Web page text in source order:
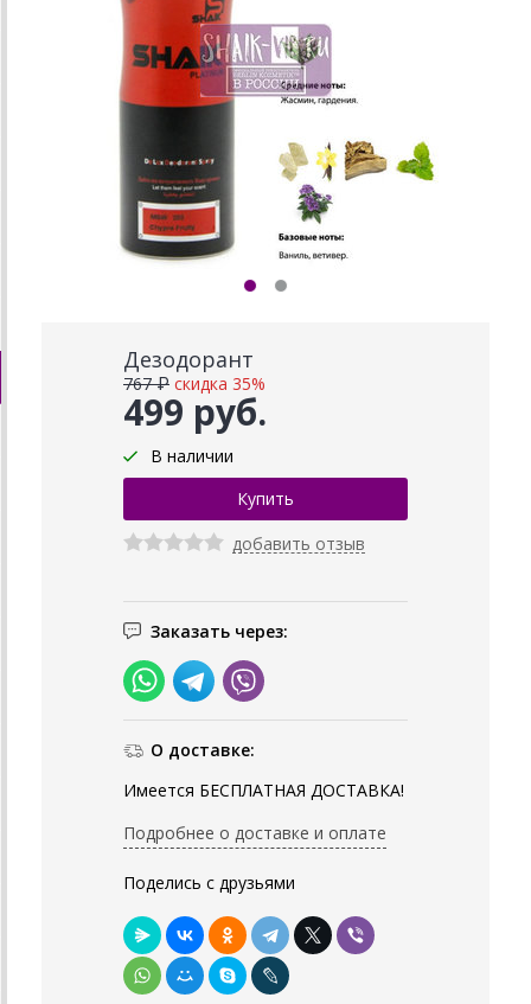
Дезодорант
499 руб.
767 ₽ скидка 35%
В наличии
добавить отзыв
Заказать через:
О доставке:
Имеется БЕСПЛАТНАЯ ДОСТАВКА!
Подробнее о доставке и оплате
Поделись с друзьями